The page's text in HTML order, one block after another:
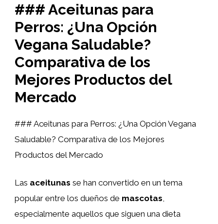
### Aceitunas para
Perros: ¿Una Opción
Vegana Saludable?
Comparativa de los
Mejores Productos del
Mercado
### Aceitunas para Perros: ¿Una Opción Vegana
Saludable? Comparativa de los Mejores
Productos del Mercado
Las aceitunas se han convertido en un tema
popular entre los dueños de mascotas,
especialmente aquellos que siguen una dieta